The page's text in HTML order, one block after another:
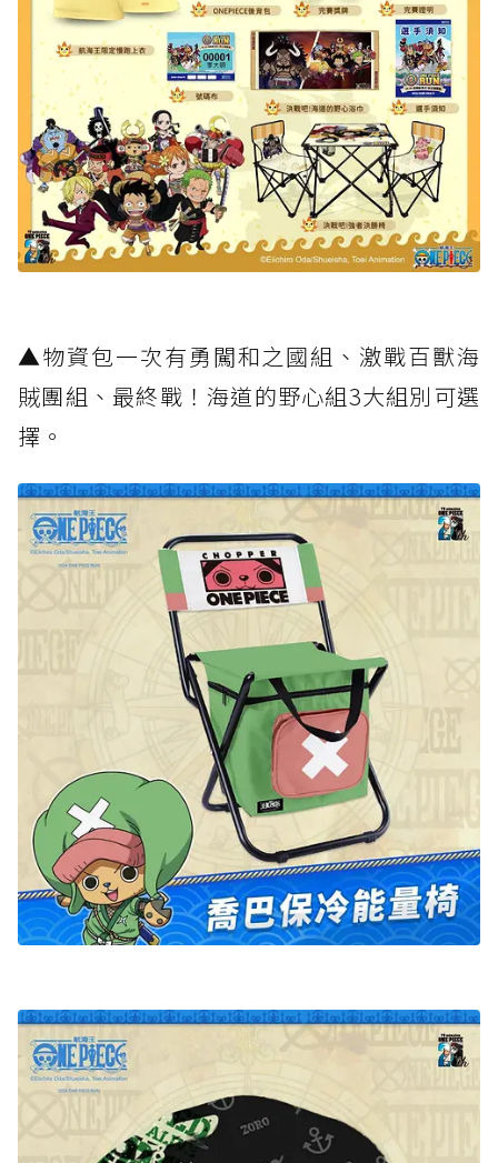
▲物資包一次有勇闖和之國組、激戰百獸海
賊團組、最終戰！海道的野心組3大組別可選
擇。